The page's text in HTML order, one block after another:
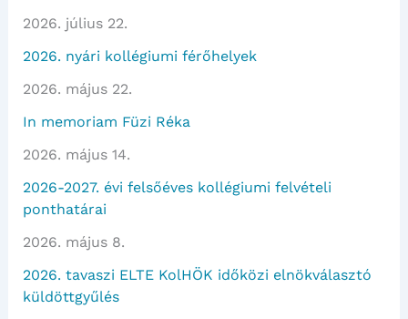
2026. július 22.
2026. nyári kollégiumi férőhelyek
2026. május 22.
In memoriam Füzi Réka
2026. május 14.
2026-2027. évi felsőéves kollégiumi felvételi
ponthatárai
2026. május 8.
2026. tavaszi ELTE KolHÖK időközi elnökválasztó
küldöttgyűlés